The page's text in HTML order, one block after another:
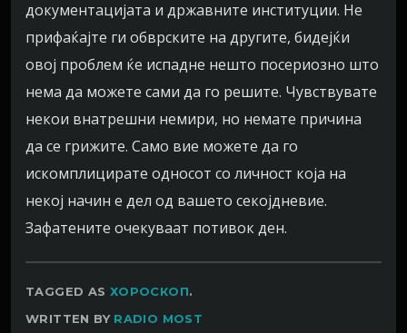
документацијата и државните институции. Не
прифаќајте ги обврските на другите, бидејќи
овој проблем ќе испадне нешто посериозно што
нема да можете сами да го решите. Чувствувате
некои внатрешни немири, но немате причина
да се грижите. Само вие можете да го
искомплицирате односот со личност која на
некој начин е дел од вашето секојдневие.
Зафатените очекуваат потивок ден.
TAGGED AS ХОРОСКОП.
WRITTEN BY RADIO MOST